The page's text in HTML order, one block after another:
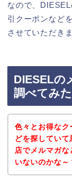
なので、
引クーポンなど
させていただき
DIESELの
調べてみた
色々とお得なク
どを探してい
店でメルマガ
いないのかな～